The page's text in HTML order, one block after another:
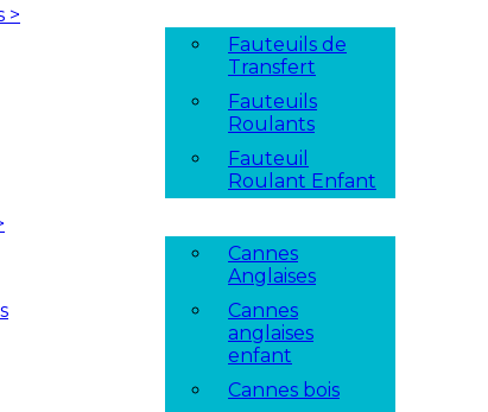
>
Fauteuils de
Transfert
Fauteuils
Roulants
Fauteuil
Roulant Enfant
Cannes
Anglaises
Cannes
anglaises
enfant
Cannes bois